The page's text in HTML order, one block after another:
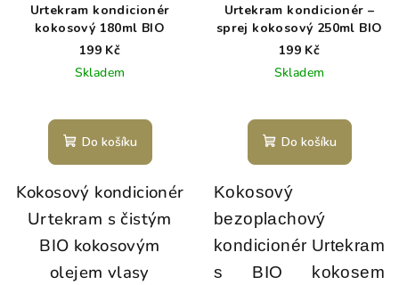
Urtekram kondicionér
kokosový 180ml BIO
199 Kč
Skladem
Do košíku
Kokosový kondicionér
Urtekram s čistým
BIO kokosovým
olejem vlasy
Urtekram kondicionér –
sprej kokosový 250ml BIO
199 Kč
Skladem
Do košíku
Kokosový
bezoplachový
kondicionér Urtekram
s BIO kokosem